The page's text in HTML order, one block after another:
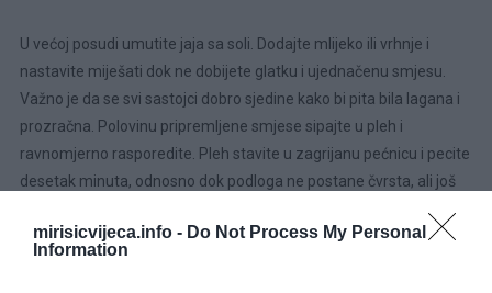
mirisicvijeca.info - Do Not Process My Personal
Information
U većoj posudi umutite jaja sa soli. Dodajte mlijeko ili vrhnje i
nastavite miješati dok ne dobijete glatku i ujednačenu smjesu.
Važno je da se svi sastojci dobro sjedine kako bi pita bila lagana i
prozračna. Polovinu pripremljene smjese sipajte u pleh i
ravnomjerno rasporedite. Pleh stavite u zagrijanu pećnicu i pecite
desetak minuta, odnosno dok podloga ne postane čvrsta, ali još